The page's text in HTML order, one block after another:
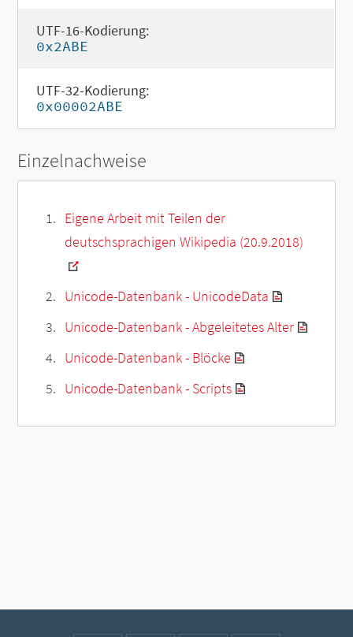
UTF-16-Kodierung:
0x2ABE
UTF-32-Kodierung:
0x00002ABE
Einzelnachweise
Eigene Arbeit mit Teilen der
deutschsprachigen Wikipedia (20.9.2018)
Unicode-Datenbank - UnicodeData
Unicode-Datenbank - Abgeleitetes Alter
Unicode-Datenbank - Blöcke
Unicode-Datenbank - Scripts